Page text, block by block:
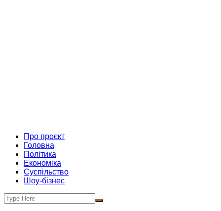
Про проєкт
Головна
Політика
Економіка
Суспільство
Шоу-бізнес